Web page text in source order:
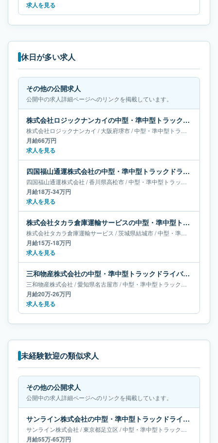
求人を見る
休日が多い求人
その他の公開求人
公開中の求人詳細ページへのリンクを掲載しています。
株式会社ロジックナンカイの中型・準中型トラックドライバー求人｜大阪府堺市｜月給66万円
株式会社ロジックナンカイ /大阪府堺市/中型・準中型トラックドライバー
月給66万円
求人を見る
四国福山通運株式会社の中型・準中型トラックドライバー求人｜香川県高松市｜月給18万-34万円
四国福山通運株式会社 /香川県高松市/中型・準中型トラックドライバー
月給18万-34万円
求人を見る
株式会社タカラ倉庫運輸サービスの中型・準中型トラックドライバー求人｜茨城県結城市｜月給15万-18万円
株式会社タカラ倉庫運輸サービス /茨城県結城市/中型・準中型トラックドライバー
月給15万-18万円
求人を見る
三和物産株式会社の中型・準中型トラックドライバー求人｜愛知県名古屋市｜月給20万-26万円
三和物産株式会社 /愛知県名古屋市/中型・準中型トラックドライバー
月給20万-26万円
求人を見る
未経験歓迎の類似求人
その他の公開求人
公開中の求人詳細ページへのリンクを掲載しています。
サンライン株式会社の中型・準中型トラックドライバー求人｜東京都足立区｜月給55万-65万円
サンライン株式会社 /東京都足立区 /中型・準中型トラックドライバー
月給55万-65万円